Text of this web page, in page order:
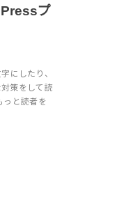
プ
にしたり、
策をして読
っと読者を